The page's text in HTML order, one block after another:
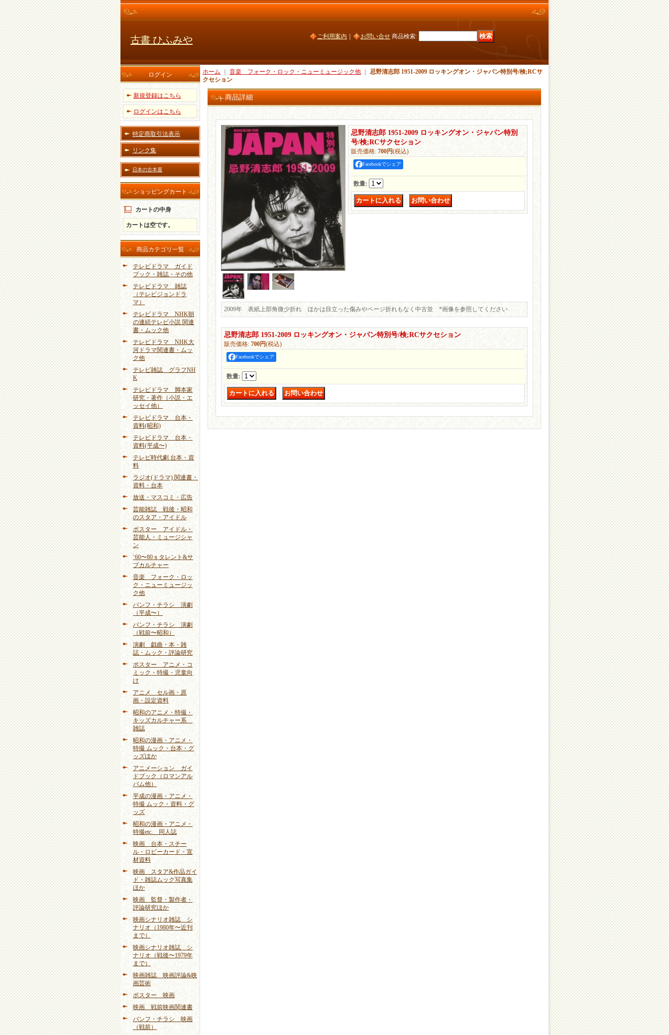
古書 ひふみや ご利用案内 お問い合せ 商品検索:
ログイン
新規登録はこちら
ログインはこちら
特定商取引法表示
リンク集
日本の古本屋
ショッピングカート
カートの中身
カートは空です。
商品カテゴリ一覧
テレビドラマ ガイド
ブック・雑誌・その他
テレビドラマ 雑誌
（テレビジョンドラ
マ）
テレビドラマ NHK朝
の連続テレビ小説 関連
書・ムック他
テレビドラマ NHK大
河ドラマ関連書・ムッ
ク他
テレビ雑誌 グラフNH
K
テレビドラマ 脚本家
研究・著作（小説・エ
ッセイ他）
テレビドラマ 台本・
資料(昭和)
テレビドラマ 台本・
資料(平成〜)
テレビ時代劇 台本・資
料
ラジオ(ドラマ) 関連書・
資料・台本
放送・マスコミ・広告
芸能雑誌 戦後・昭和
のスタア・アイドル
ポスター アイドル・
芸能人・ミュージシャ
ン
‘60〜80ｓタレント&サ
ブカルチャー
音楽 フォーク・ロッ
ク・ニューミュージッ
ク他
パンフ・チラシ 演劇
（平成〜）
パンフ・チラシ 演劇
（戦前〜昭和）
演劇 戯曲・本・雑
誌・ムック・評論研究
ポスター アニメ・コ
ミック・特撮・児童向
け
アニメ セル画・原
画・設定資料
昭和のアニメ・特撮・
キッズカルチャー系
雑誌
昭和の漫画・アニメ・
特撮 ムック・台本・グ
ッズほか
アニメーション ガイ
ドブック（ロマンアル
バム他）
平成の漫画・アニメ・
特撮 ムック・資料・グ
ッズ
昭和の漫画・アニメ・
特撮etc. 同人誌
映画 台本・スチー
ル・ロビーカード・宣
材資料
映画 スタア&作品ガイ
ド・雑誌ムック写真集
ほか
映画 監督・製作者・
評論研究ほか
映画シナリオ雑誌 シ
ナリオ（1980年〜近刊
まで）
映画シナリオ雑誌 シ
ナリオ（戦後〜1979年
まで）
映画雑誌 映画評論&映
画芸術
ポスター 映画
映画 戦前映画関連書
パンフ・チラシ 映画
（戦前）
ホーム 音楽 フォーク・ロック・ニューミュージック他
忌野清志郎 1951-2009 ロッキングオン・ジャパン特別号/検;RCサ
クセション
商品詳細
忌野清志郎 1951-2009 ロッキングオン・ジャパン特別
号/検;RCサクセション
販売価格: 700円(税込)
Facebookでシェア
数量:
2009年 表紙上部角微少折れ ほかは目立った傷みやページ折れもなく中古並 *画像を参照してください
忌野清志郎 1951-2009 ロッキングオン・ジャパン特別号/検;RCサクセション
販売価格: 700円(税込)
Facebookでシェア
数量: